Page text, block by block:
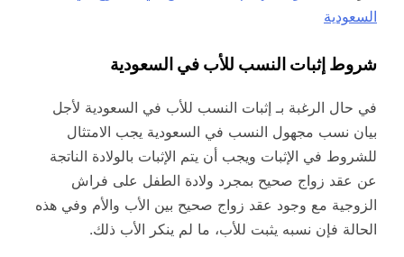
السعودية
شروط إثبات النسب للأب في السعودية
في حال الرغبة بـ إثبات النسب للأب في السعودية لأجل
بيان نسب مجهول النسب في السعودية يجب الامتثال
للشروط في الإثبات ويجب أن يتم الإثبات بالولادة الناتجة
عن عقد زواج صحيح بمجرد ولادة الطفل على فراش
الزوجية مع وجود عقد زواج صحيح بين الأب والأم وفي هذه
الحالة فإن نسبه يثبت للأب، ما لم ينكر الأب ذلك.